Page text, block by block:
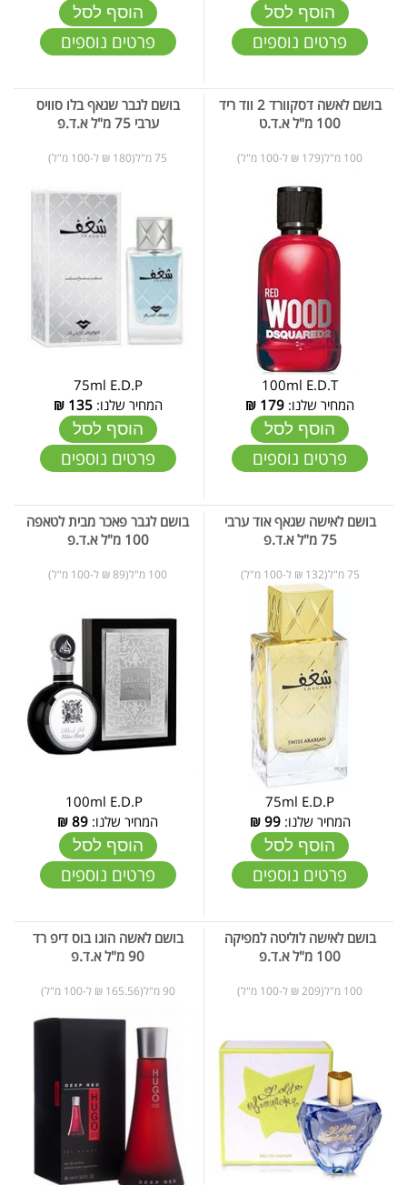
הוסף לסל
פרטים נוספים
הוסף לסל
פרטים נוספים
בושם לאשה דסקוורד 2 ווד ריד
100 מ"ל א.ד.ט
100 מ"ל(179 ₪ ל-100 מ"ל)
100ml E.D.T
המחיר שלנו: 179
₪
הוסף לסל
פרטים נוספים
בושם לגבר שגאף בלו סוויס
ערבי 75 מ"ל א.ד.פ
75 מ"ל(180 ₪ ל-100 מ"ל)
75ml E.D.P
המחיר שלנו:135
₪
הוסף לסל
פרטים נוספים
בושם לאישה שגאף אוד ערבי
75 מ"ל א.ד.פ
75 מ"ל(132 ₪ ל-100 מ"ל)
75ml E.D.P
המחיר שלנו:99
₪
הוסף לסל
פרטים נוספים
בושם לגבר פאכר מבית לטאפה
100 מ"ל א.ד.פ
100 מ"ל(89 ₪ ל-100 מ"ל)
המחיר שלנו: 89
₪
הוסף לסל
פרטים נוספים
בושם לאישה לוליטה למפיקה
100 מ"ל א.ד.פ
100 מ"ל(209 ₪ ל-100 מ"ל)
בושם לאשה הוגו בוס דיפ רד
90 מ"ל א.ד.פ
90 מ"ל(165.56 ₪ ל-100 מ"ל)